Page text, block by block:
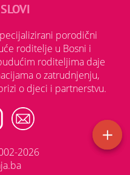
porodični
roditelje u Bosni i
roditeljima daje
o zatrudnjenju,
o djeci i partnerstvu.
2026